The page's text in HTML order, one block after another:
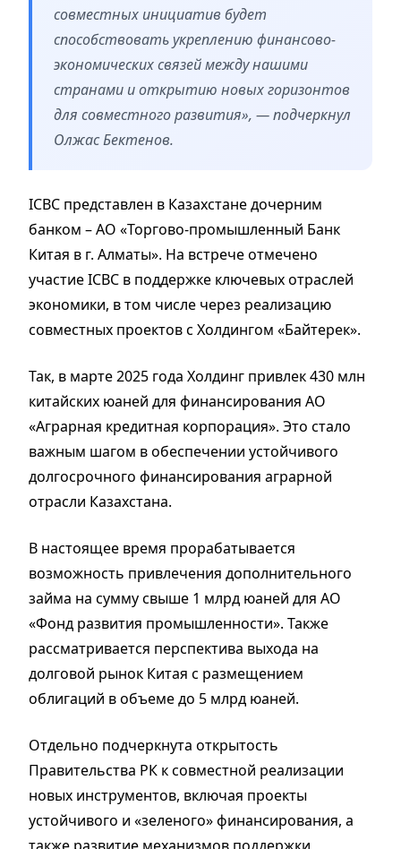
совместных инициатив будет
способствовать укреплению финансово-
экономических связей между нашими
странами и открытию новых горизонтов
для совместного развития», — подчеркнул
Олжас Бектенов.
ICBC представлен в Казахстане дочерним
банком – АО «Торгово-промышленный Банк
Китая в г. Алматы». На встрече отмечено
участие ICBC в поддержке ключевых отраслей
экономики, в том числе через реализацию
совместных проектов с Холдингом «Байтерек».
Так, в марте 2025 года Холдинг привлек 430 млн
китайских юаней для финансирования АО
«Аграрная кредитная корпорация». Это стало
важным шагом в обеспечении устойчивого
долгосрочного финансирования аграрной
отрасли Казахстана.
В настоящее время прорабатывается
возможность привлечения дополнительного
займа на сумму свыше 1 млрд юаней для АО
«Фонд развития промышленности». Также
рассматривается перспектива выхода на
долговой рынок Китая с размещением
облигаций в объеме до 5 млрд юаней.
Отдельно подчеркнута открытость
Правительства РК к совместной реализации
новых инструментов, включая проекты
устойчивого и «зеленого» финансирования, а